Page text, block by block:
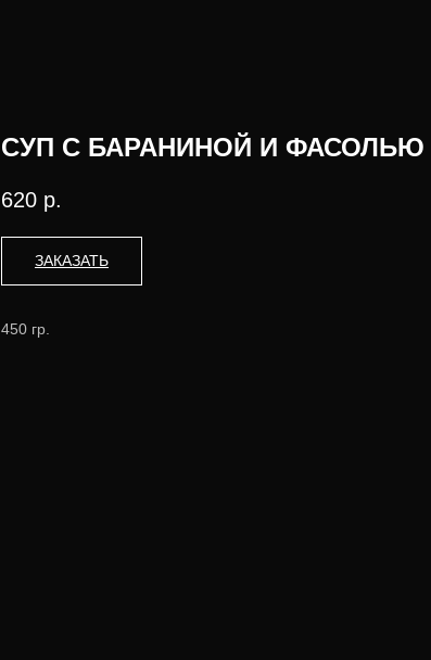
СУП С БАРАНИНОЙ И ФАСОЛЬЮ
620 р.
ЗАКАЗАТЬ
450 гр.